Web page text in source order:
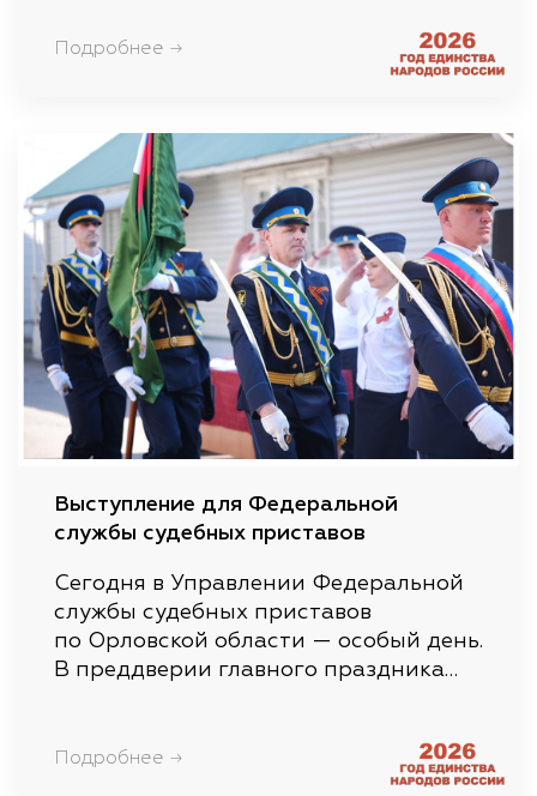
Подробнее →
Выступление для Федеральной
службы судебных приставов
Сегодня в Управлении Федеральной
службы судебных приставов
по Орловской области — особый день.
В преддверии главного праздника…
Подробнее →